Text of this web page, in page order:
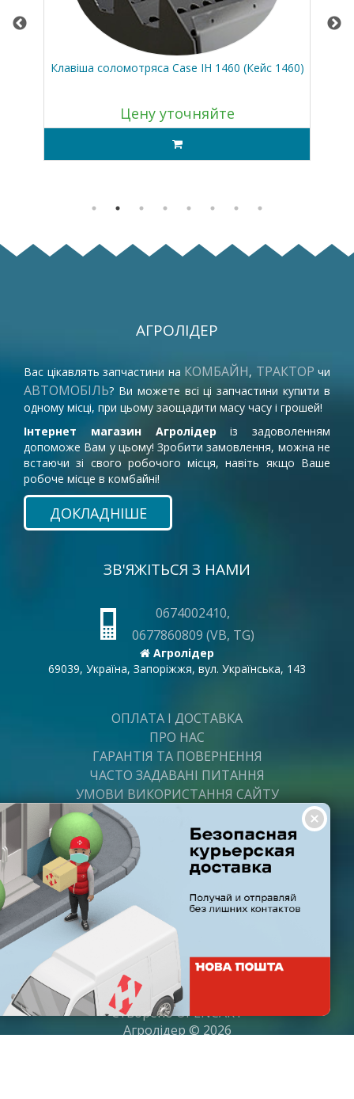
Клавіша соломотряса Case IH 1460 (Кейс 1460)
Цену уточняйте
АГРОЛІДЕР
Вас цікавлять запчастини на КОМБАЙН, ТРАКТОР чи
АВТОМОБІЛЬ? Ви можете всі ці запчастини купити в
одному місці, при цьому заощадити масу часу і грошей!
Інтернет магазин Агролідер із задоволенням
допоможе Вам у цьому! Зробити замовлення, можна не
встаючи зі свого робочого місця, навіть якщо Ваше
робоче місце в комбайні!
ДОКЛАДНІШЕ
ЗВ'ЯЖІТЬСЯ З НАМИ
0674002410,
0677860809 (VB, TG)
Агролідер
69039, Україна, Запоріжжя, вул. Українська, 143
ОПЛАТА І ДОСТАВКА
ПРО НАС
ГАРАНТІЯ ТА ПОВЕРНЕННЯ
ЧАСТО ЗАДАВАНІ ПИТАННЯ
УМОВИ ВИКОРИСТАННЯ САЙТУ
ПОСТАЧАЛЬНИКАМ
ПАРТНЕРИ
ГРАФІК РОБОТИ
Пн-Пт: з 8:00 до 21:00
Субота: з 9:00 до 20:00
Неділя: з 10:00 до 19:00
СтвореноOPENCART
Агролідер © 2026